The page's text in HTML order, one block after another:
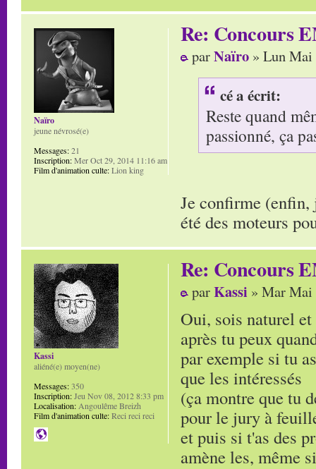
Re: Concours
parNaïro » Lun Mai
cé a écrit:
Reste quand
passionné, ça
Je confirme (enfin,
été des moteurs
Naïro
jeune névrosé(e)
Messages:21
Inscription:Mer Oct 29, 2014 11:16 am
Film d'animation culte:Lion king
Re: Concours
parKassi » Mar Mai
Oui, sois naturel
après tu peux
par exemple si tu
que les intéressés
(ça montre que tu
pour le jury à
et puis si t'as des
amène les, même
Kassi
aliéné(e) moyen(ne)
Messages:350
Inscription:Jeu Nov 08, 2012 8:33 pm
Localisation: Angoulême Breizh
Film d'animation culte:Reci reci reci